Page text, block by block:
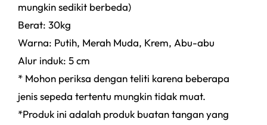
mungkin sedikit berbeda)
Berat: 30kg
Warna: Putih, Merah Muda, Krem, Abu-abu
Alur induk: 5 cm
* Mohon periksa dengan teliti karena beberapa
jenis sepeda tertentu mungkin tidak muat.
*Produk ini adalah produk buatan tangan yang